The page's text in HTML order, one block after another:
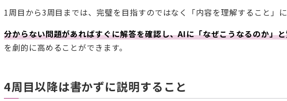
1周目から3周目までは、完璧を目指すのではなく「内容を理解すること」に
分からない問題があればすぐに解答を確認し、AIに「なぜこうなるのか」
を劇的に高めることができます。
4周目以降は書かずに説明すること